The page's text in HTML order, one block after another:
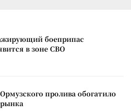
боеприпас
в зоне СВО
пролива обогатило